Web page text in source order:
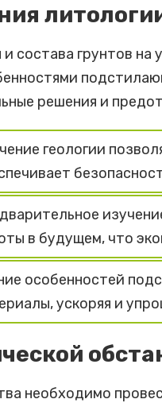
состава грунтов
решения и
геологии
в будущем, что
особенностей
ускоряя и
необходимо